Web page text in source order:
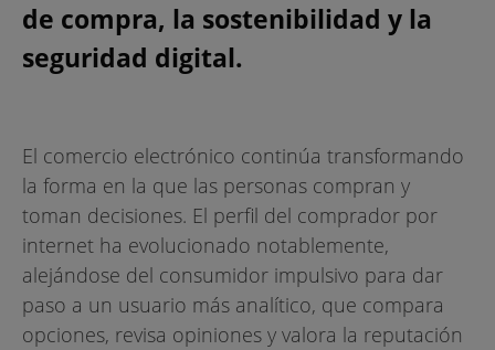
de compra, la sostenibilidad y la
seguridad digital.
El comercio electrónico continúa transformando
la forma en la que las personas compran y
toman decisiones. El perfil del comprador por
internet ha evolucionado notablemente,
alejándose del consumidor impulsivo para dar
paso a un usuario más analítico, que compara
opciones, revisa opiniones y valora la reputación